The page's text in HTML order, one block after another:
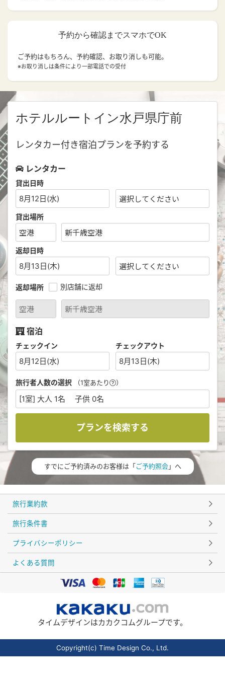
予約から確認までスマホでOK
ご予約はもちろん、予約確認、お取り消しも可能。
※お取り消しは条件により一部電話での受付
ホテルルートイン水戸県庁前
レンタカー付き宿泊プランを予約する
レンタカー
貸出日時
8月12日(水)
貸出場所
返却日時
8月13日(木)
返却場所 別店舗に返却
宿泊
チェックイン
8月12日(水)
チェックアウト
8月13日(木)
旅行者人数の選択 （1室あたり ）
[1室] 大人 1名 子供 0名
プランを検索する
すでにご予約済みのお客様は「ご予約照会」へ
旅行業約款
旅行条件書
プライバシーポリシー
よくある質問
タイムデザインはカカクコムグループです。
Copyright(c) Time Design Co., Ltd.